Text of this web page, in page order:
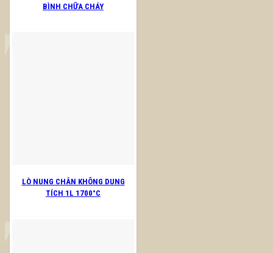
BÌNH CHỮA CHÁY
LÒ NUNG CHÂN KHÔNG DUNG
TÍCH 1L 1700°C